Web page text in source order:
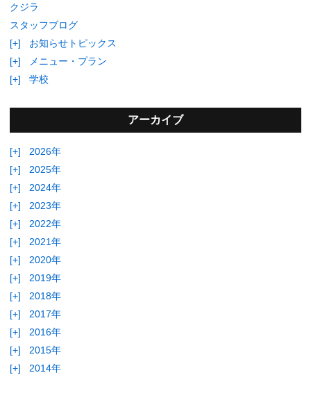
クジラ
スタッフブログ
[+]
お知らせトピックス
[+]
メニュー・プラン
[+]
学校
アーカイブ
[+]
2026年
[+]
2025年
[+]
2024年
[+]
2023年
[+]
2022年
[+]
2021年
[+]
2020年
[+]
2019年
[+]
2018年
[+]
2017年
[+]
2016年
[+]
2015年
[+]
2014年